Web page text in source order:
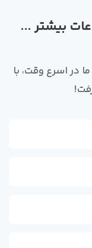
بیشتر ...
اسرع وقت، با